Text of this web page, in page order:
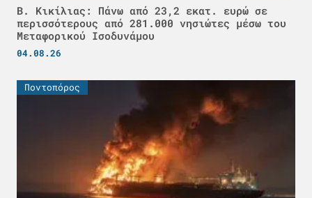
Β. Κικίλιας: Πάνω από 23,2 εκατ. ευρώ σε
περισσότερους από 281.000 νησιώτες μέσω του
Μεταφορικού Ισοδυνάμου
04.08.26
Ποντοπόρος